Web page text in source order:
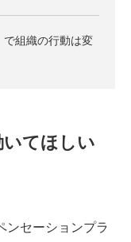
で組織の行動は変
てほしい
セーションプラ